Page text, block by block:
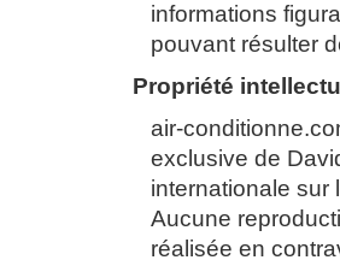
informations
pouvant résulter
Propriété
air-
exclusive de
internationale sur
Aucune
réalisée en